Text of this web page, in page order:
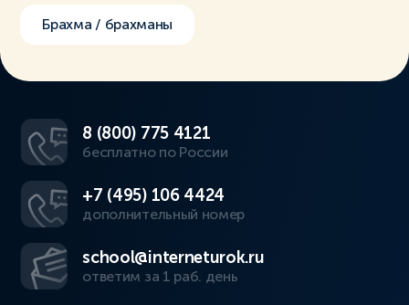
Брахма / брахманы
8 (800) 775 4121
бесплатно по России
+7 (495) 106 4424
дополнительный номер
school@interneturok.ru
ответим за 1 раб. день